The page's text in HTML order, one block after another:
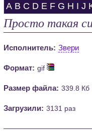
A B C D E F G H I J
Просто такая
Исполнитель: Звери
Формат: gif
Размер файла: 339.8 Кб
Загрузили: 3131 раз